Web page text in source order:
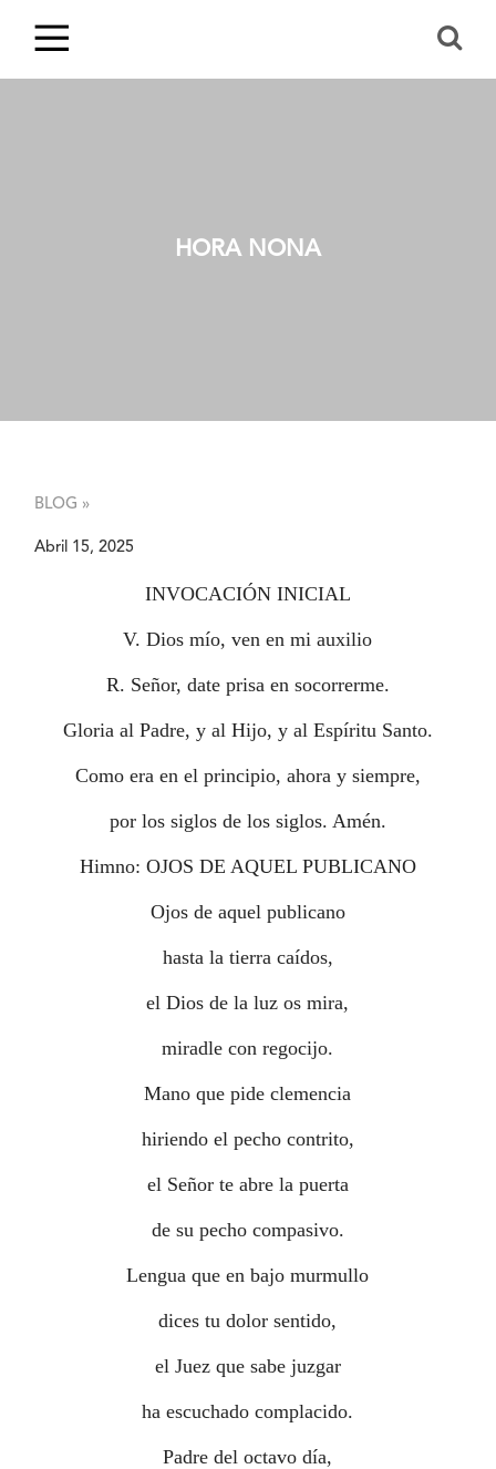
HORA NONA
BLOG »
Abril 15, 2025
INVOCACIÓN INICIAL
V. Dios mío, ven en mi auxilio
R. Señor, date prisa en socorrerme.
Gloria al Padre, y al Hijo, y al Espíritu Santo.
Como era en el principio, ahora y siempre,
por los siglos de los siglos. Amén.
Himno: OJOS DE AQUEL PUBLICANO
Ojos de aquel publicano
hasta la tierra caídos,
el Dios de la luz os mira,
miradle con regocijo.
Mano que pide clemencia
hiriendo el pecho contrito,
el Señor te abre la puerta
de su pecho compasivo.
Lengua que en bajo murmullo
dices tu dolor sentido,
el Juez que sabe juzgar
ha escuchado complacido.
Padre del octavo día,